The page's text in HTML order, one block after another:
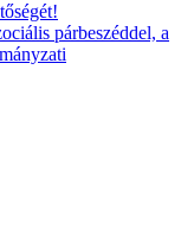
párbeszéddel, a